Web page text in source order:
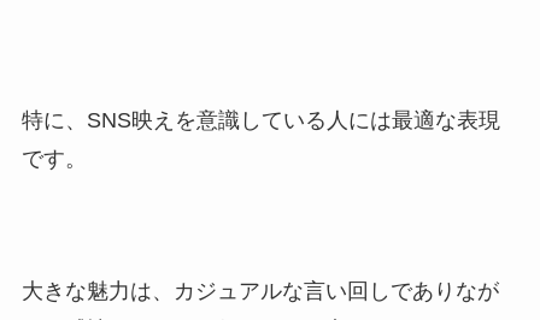
特に、SNS映えを意識している人には最適な表現
です。
大きな魅力は、カジュアルな言い回しでありなが